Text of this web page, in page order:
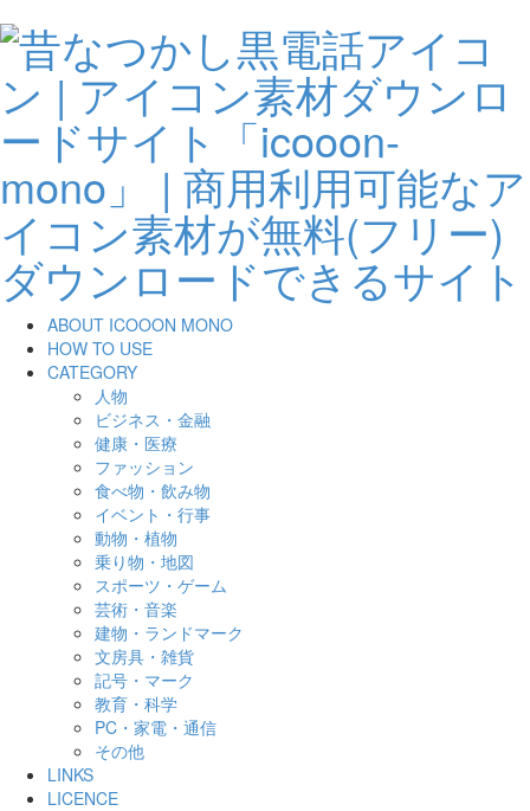
ABOUT ICOOON MONO
HOW TO USE
CATEGORY
人物
ビジネス・金融
健康・医療
ファッション
食べ物・飲み物
イベント・行事
動物・植物
乗り物・地図
スポーツ・ゲーム
芸術・音楽
建物・ランドマーク
文房具・雑貨
記号・マーク
教育・科学
PC・家電・通信
その他
LINKS
LICENCE